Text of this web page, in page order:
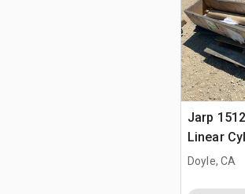
Jarp
Linear
Doyle, CA